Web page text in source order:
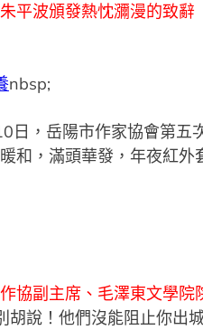
平波頒發熱忱瀰漫的致辭
日，岳陽市作家協會第五
和，滿頭華發，年夜紅
協副主席、毛澤東文學院
胡說！他們沒能阻止你出